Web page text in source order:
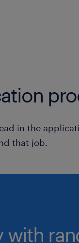
in the
that job.
with